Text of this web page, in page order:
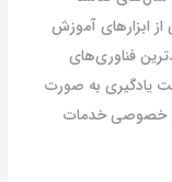
ابزارهای آموزش
فناوری‌های
یادگیری به صورت
و خصوصی خدمات